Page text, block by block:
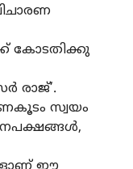
കോടതിക്കു
രാജ്’.
സ്വയം